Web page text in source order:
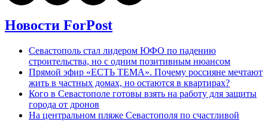
Новости ForPost
Севастополь стал лидером ЮФО по падению
строительства, но с одним позитивным нюансом
Прямой эфир «ЕСТЬ ТЕМА». Почему россияне мечтают
жить в частных домах, но остаются в квартирах?
Кого в Севастополе готовы взять на работу для защиты
города от дронов
На центральном пляже Севастополя по счастливой